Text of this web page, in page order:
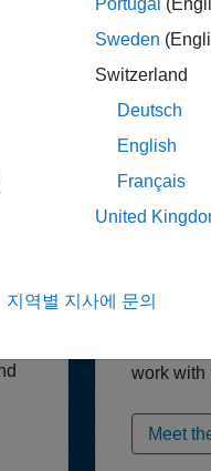
Sales
industry,
work with
Meet
Portugal
Sweden
Switzerland
Deutsch
English
Français
United
지역별 지사에 문의